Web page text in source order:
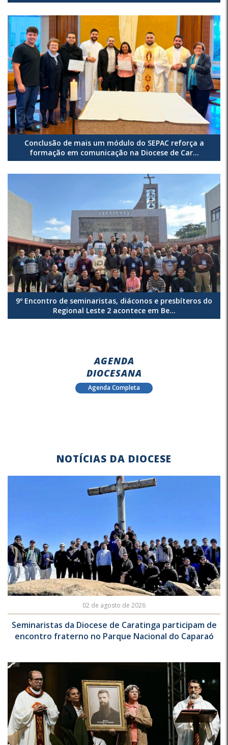
Conclusão de mais um módulo do SEPAC reforça a
formação em comunicação na Diocese de Car...
9º Encontro de seminaristas, diáconos e presbíteros do
Regional Leste 2 acontece em Be...
AGENDA
DIOCESANA
Agenda Completa
NOTÍCIAS DA DIOCESE
02 de agosto de 2026
Seminaristas da Diocese de Caratinga participam de
encontro fraterno no Parque Nacional do Caparaó